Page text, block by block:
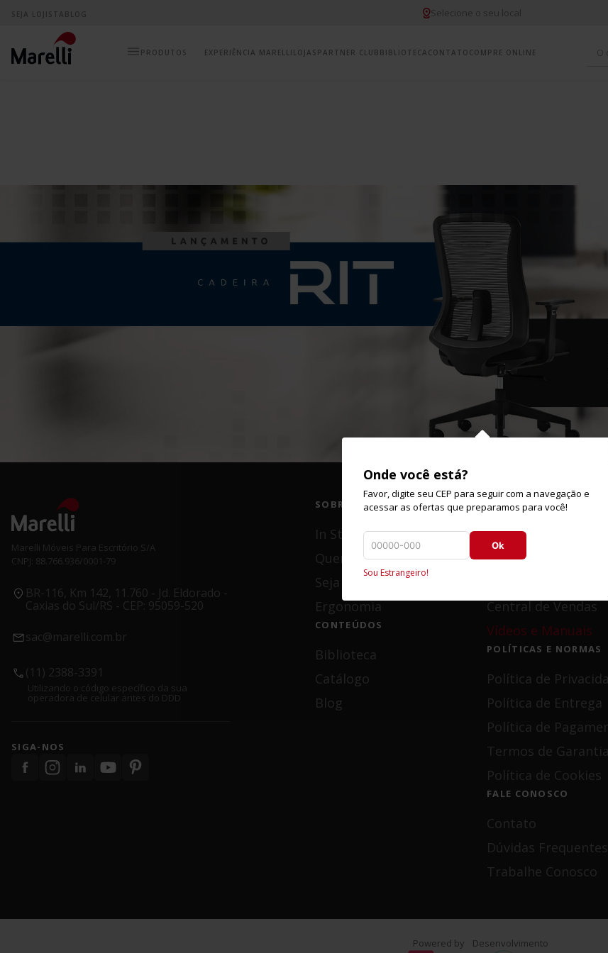
SEJA LOJISTA BLOG Selecione o seu local
Onde você está?
Favor, digite seu CEP para seguir com a navegação e
acessar as ofertas que preparamos para você!
Ok
Sou Estrangeiro!
EXPERIÊNCIA MARELLI LOJAS PARTNER CLUB BIBLIOTECA CONTATO COMPRE ONLINE
Marelli Móveis Para Escritório S/A
CNPJ: 88.766.936/0001-79
BR-116, Km 142, 11.760 - Jd. Eldorado -
Caxias do Sul/RS - CEP: 95059-520
sac@marelli.com.br
(11) 2388-3391
Utilizando o código específico da sua
operadora de celular antes do DDD
SIGA-NOS
SOBRE NÓS
In Store Marelli
Quem Somos
Seja Lojista
Ergonomia
CONTEÚDOS
Biblioteca
Catálogo
Blog
SUPORTE
Trocas e Devoluções
Fale Conosco
Central de Vendas
Vídeos e Manuais
POLÍTICAS E NORMAS
Política de
Política de Entrega
Política de
Termos de Garantia
Política de Cookies
FALE CONOSCO
Contato
Dúvidas Frequentes
Trabalhe Conosco
Powered by Desenvolvimento